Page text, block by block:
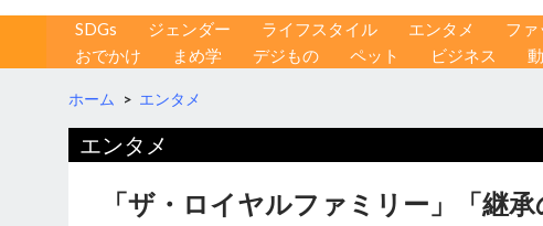
コンテンツへ移動
SDGs ジェンダー ライフスタイル エンタメ ファ
おでかけ
まめ学 デジもの ペット ビジネス
ホーム > エンタメ
エンタメ
「ザ・ロイヤルファミリー」「継